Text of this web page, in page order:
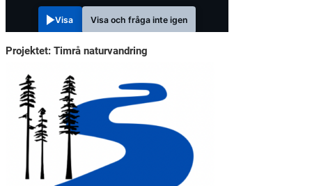
Visa Visa och fråga inte igen
Projektet: Timrå naturvandring